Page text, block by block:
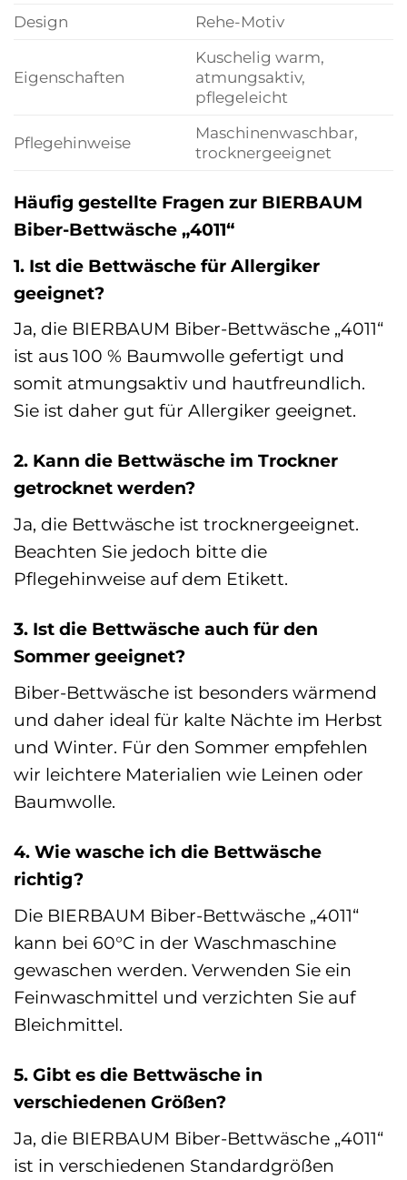
Design Rehe-Motiv
Eigenschaften
Kuschelig warm,
atmungsaktiv,
pflegeleicht
Pflegehinweise
Maschinenwaschbar,
trocknergeeignet
Häufig gestellte Fragen zur BIERBAUM
Biber-Bettwäsche „4011“
1. Ist die Bettwäsche für Allergiker
geeignet?
Ja, die BIERBAUM Biber-Bettwäsche „4011“
ist aus 100 % Baumwolle gefertigt und
somit atmungsaktiv und hautfreundlich.
Sie ist daher gut für Allergiker geeignet.
2. Kann die Bettwäsche im Trockner
getrocknet werden?
Ja, die Bettwäsche ist trocknergeeignet.
Beachten Sie jedoch bitte die
Pflegehinweise auf dem Etikett.
3. Ist die Bettwäsche auch für den
Sommer geeignet?
Biber-Bettwäsche ist besonders wärmend
und daher ideal für kalte Nächte im Herbst
und Winter. Für den Sommer empfehlen
wir leichtere Materialien wie Leinen oder
Baumwolle.
4. Wie wasche ich die Bettwäsche
richtig?
Die BIERBAUM Biber-Bettwäsche „4011“
kann bei 60°C in der Waschmaschine
gewaschen werden. Verwenden Sie ein
Feinwaschmittel und verzichten Sie auf
Bleichmittel.
5. Gibt es die Bettwäsche in
verschiedenen Größen?
Ja, die BIERBAUM Biber-Bettwäsche „4011“
ist in verschiedenen Standardgrößen